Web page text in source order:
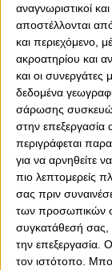
αναγνωριστικοί
αποστέλλονται
και περιεχόμενο,
ακροατηρίου και
και οι συνεργάτες
δεδομένα
σάρωσης
στην
περιγράφεται
για να αρνηθείτε
πιο λεπτομερείς
σας πριν
των προσωπικών
συγκατάθεσή σας,
την επεξεργασία.
τον ιστότοπο.
0 0
Χωρίς τον
νέα
αποφάσισε να
του Πειραιά.
Ο διεθνής
το κεφάλαιο
δεν ήταν
είχε στο
ανήκε από το
αποχωρήσει
οποία έμεινε